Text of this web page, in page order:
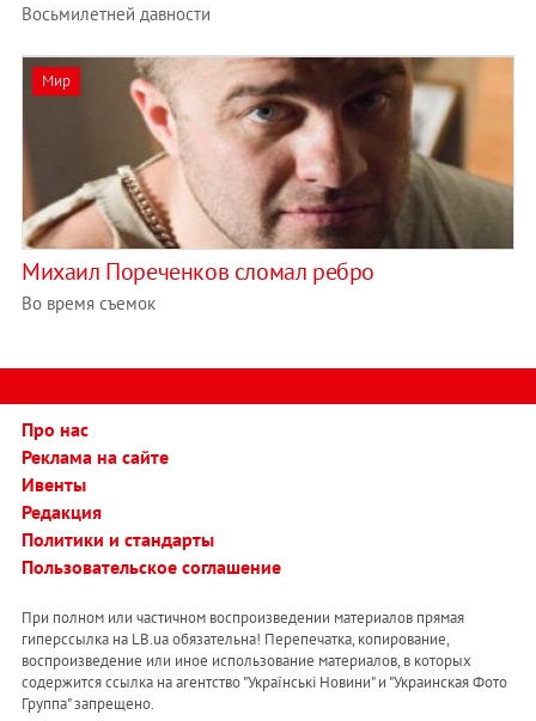
Восьмилетней давности
Мир
Михаил Пореченков сломал ребро
Во время съемок
Про нас
Реклама на сайте
Ивенты
Редакция
Политики и стандарты
Пользовательское соглашение
При полном или частичном воспроизведении материалов прямая
гиперссылка на LB.ua обязательна! Перепечатка, копирование,
воспроизведение или иное использование материалов, в которых
содержится ссылка на агентство "Українськi Новини" и "Украинская Фото
Группа" запрещено.